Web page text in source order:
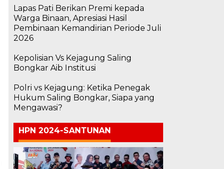
Lapas Pati Berikan Premi kepada
Warga Binaan, Apresiasi Hasil
Pembinaan Kemandirian Periode Juli
2026
Kepolisian Vs Kejagung Saling
Bongkar Aib Institusi
Polri vs Kejagung: Ketika Penegak
Hukum Saling Bongkar, Siapa yang
Mengawasi?
HPN 2024-SANTUNAN